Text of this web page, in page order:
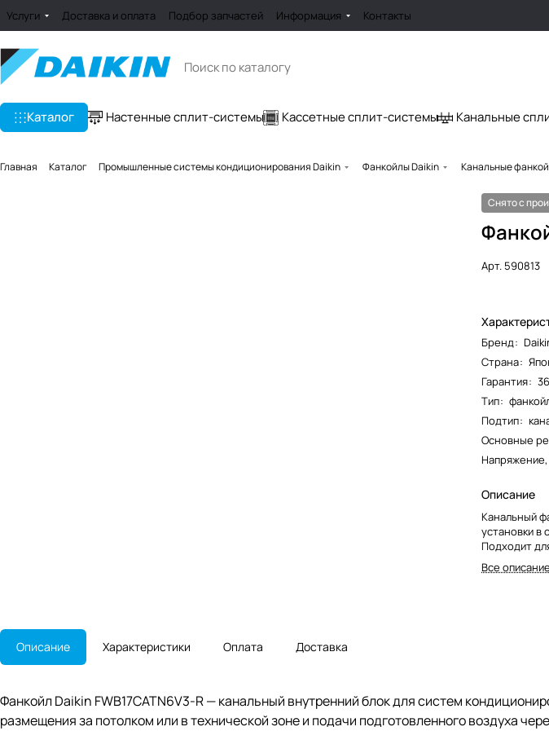
Услуги Доставка и оплата Подбор запчастей Информация Контакты
Каталог Настенные сплит-системы Кассетные сплит-системы Канальные
Главная Каталог Промышленные системы кондиционирования Daikin Фанкойлы Daikin Канальные
Снято с
Арт. 590813
Бренд:
Страна:
Гарантия:
Тип:
Подтип:
Основные
Описание
Канальный
установки в
Подходит
Все описание
Описание Характеристики Оплата Доставка
Фанкойл Daikin FWB17CATN6V3-R — канальный внутренний блок для систем
размещения за потолком или в технической зоне и подачи подготовленного воздуха